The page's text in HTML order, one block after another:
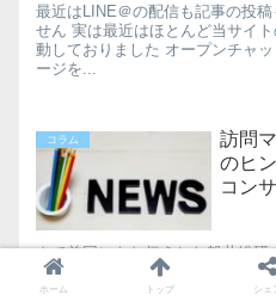
最近はLINE＠の配信も記事の投
せん 実は最近はほとんど当サイ
動しておりました オープンチャ
ージを...
コラム
訪問
のヒ
コン
さて前回にもお伝えした船井総
井総研さんのお話しを聞いてき
し、、、非常に興味深い話でし
ホーム トップ シェ